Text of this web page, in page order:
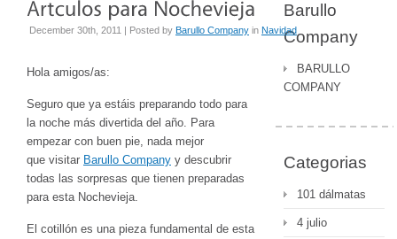
December 30th, 2011 | Posted by Barullo Company in Navidad
Hola amigos/as:
Seguro que ya estáis preparando todo para
la noche más divertida del año. Para
empezar con buen pie, nada mejor
que visitar Barullo Company y descubrir
todas las sorpresas que tienen preparadas
para esta Nochevieja.
El cotillón es una pieza fundamental de esta
Barullo
Company
BARULLO
COMPANY
Categorias
101 dálmatas
4 julio